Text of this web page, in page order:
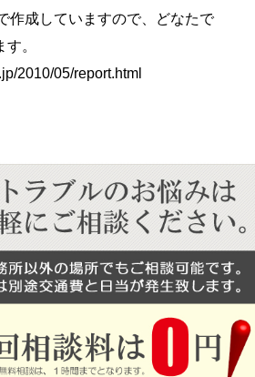
作成していますので、どなたで
。
2010/05/report.html